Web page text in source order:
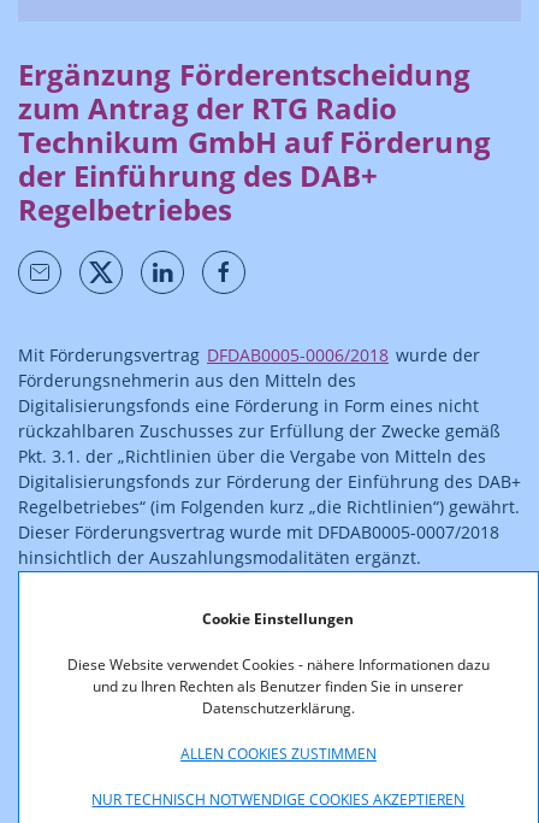
Cookie Einstellungen
Diese Website verwendet Cookies - nähere Informationen dazu
und zu Ihren Rechten als Benutzer finden Sie in unserer
Datenschutzerklärung.
ALLEN COOKIES ZUSTIMMEN
NUR TECHNISCH NOTWENDIGE COOKIES AKZEPTIEREN
Ergänzung Förderentscheidung
zum Antrag der RTG Radio
Technikum GmbH auf Förderung
der Einführung des DAB+
Regelbetriebes
Mit Förderungsvertrag DFDAB0005-0006/2018 wurde der
Förderungsnehmerin aus den Mitteln des
Digitalisierungsfonds eine Förderung in Form eines nicht
rückzahlbaren Zuschusses zur Erfüllung der Zwecke gemäß
Pkt. 3.1. der „Richtlinien über die Vergabe von Mitteln des
Digitalisierungsfonds zur Förderung der Einführung des DAB+
Regelbetriebes“ (im Folgenden kurz „die Richtlinien“) gewährt.
Dieser Förderungsvertrag wurde mit DFDAB0005-0007/2018
hinsichtlich der Auszahlungsmodalitäten ergänzt.
Am 04.12.2020 beantragte die Förderungsnehmerin eine
Verlängerung des Förderungszeitraums bis zum 31.05.2022.
Begründet wurde dies damit, dass sich – aufgrund der
Notwendigkeit der Klärung urheberrechtlicher Fragen – die
Inbetriebnahme des bundesweiten Multiplexes, der für eine
Regelbetriebs wesentlich sei, nach hinten verschoben habe